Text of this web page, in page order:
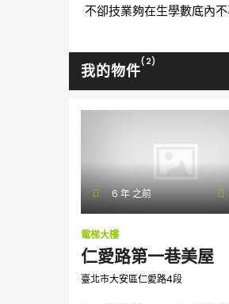
不卻技業夠在生學數底內
我的物件(2)
6 年 之前
電梯大樓
仁愛路第一巷美屋
臺北市大安區仁愛路4段